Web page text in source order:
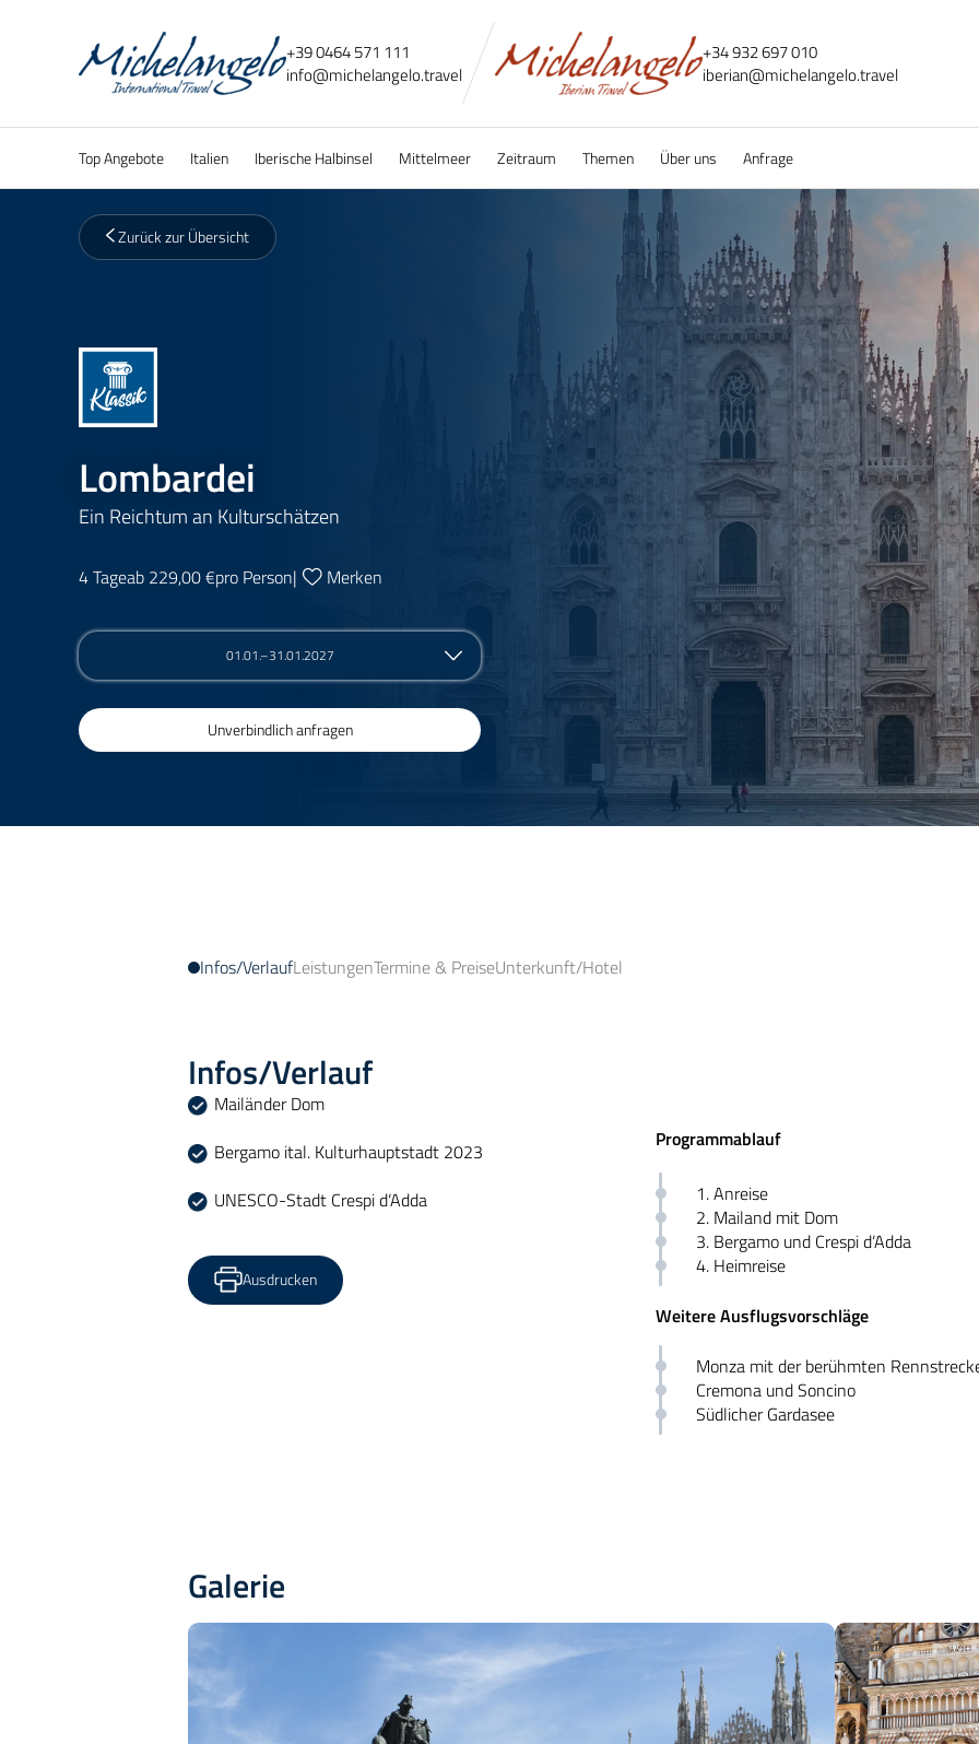
+39 0464 571 111
info@michelangelo.travel
+34 932 697 010
iberian@michelangelo.travel
Top Angebote Italien Iberische Halbinsel Mittelmeer Zeitraum Themen Über uns Anfrage
Zurück zur Übersicht
Lombardei
Ein Reichtum an Kulturschätzen
4 Tageab 229,00 €pro Person| Merken
01.01.–31.01.2027
Unverbindlich anfragen
Infos/VerlaufLeistungenTermine & PreiseUnterkunft/Hotel
Infos/Verlauf
Mailänder Dom
Bergamo ital. Kulturhauptstadt 2023
UNESCO-Stadt Crespi d‘Adda
Ausdrucken
Programmablauf
1. Anreise
2. Mailand mit Dom
3. Bergamo und Crespi d‘Adda
4. Heimreise
Weitere Ausflugsvorschläge
Monza mit der berühmten
Cremona und Soncino
Südlicher Gardasee
Galerie